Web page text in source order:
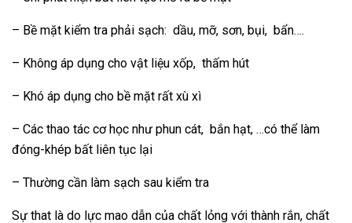
– Bề mặt kiểm tra phải sạch: dầu, mỡ, sơn, bụi, bẩn….
– Không áp dụng cho vật liệu xốp, thấm hút
– Khó áp dụng cho bề mặt rất xù xì
– Các thao tác cơ học như phun cát, bắn hạt, …có thể làm
đóng-khép bất liên tục lại
– Thường cần làm sạch sau kiểm tra
Sự that là do lực mao dẫn của chất lỏng với thành rắn, chất